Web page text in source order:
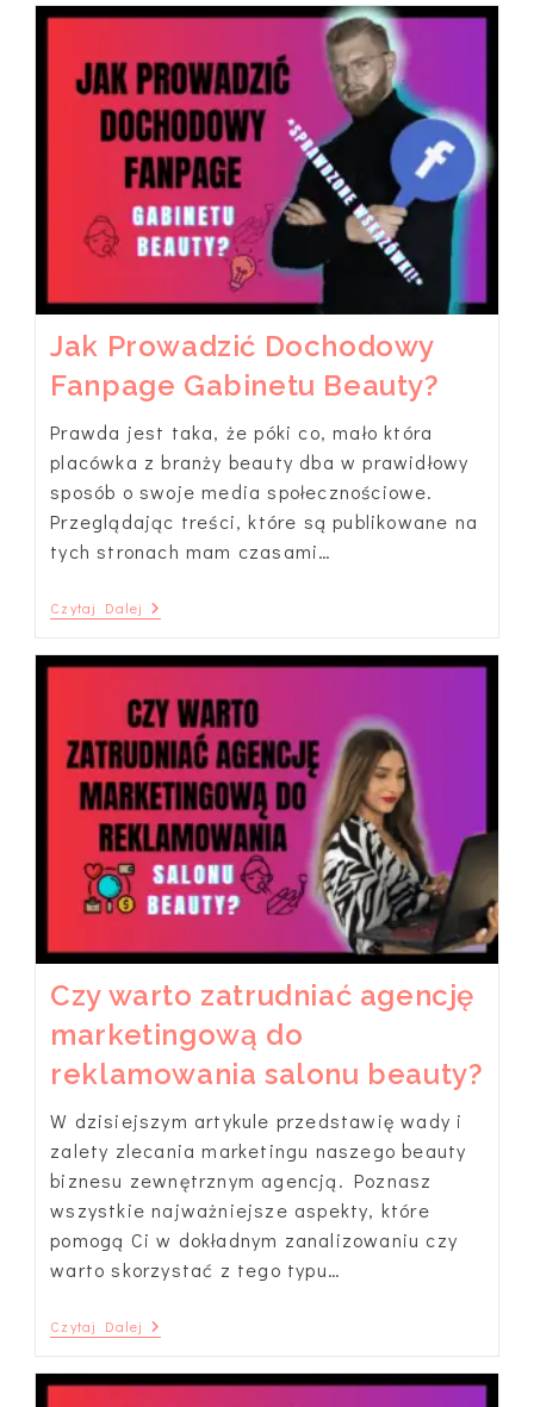
Klientów
Beauty
W
2023
Roku
Jak Prowadzić Dochodowy
Fanpage Gabinetu Beauty?
Prawda jest taka, że póki co, mało która
placówka z branży beauty dba w prawidłowy
sposób o swoje media społecznościowe.
Przeglądając treści, które są publikowane na
tych stronach mam czasami…
Czytaj Dalej Jak
Prowadzić
Fanpage
Beauty?
Czy warto zatrudniać agencję
marketingową do
reklamowania salonu beauty?
W dzisiejszym artykule przedstawię wady i
zalety zlecania marketingu naszego beauty
biznesu zewnętrznym agencją. Poznasz
wszystkie najważniejsze aspekty, które
pomogą Ci w dokładnym zanalizowaniu czy
warto skorzystać z tego typu…
Czytaj Dalej Czy
Warto
Agencję